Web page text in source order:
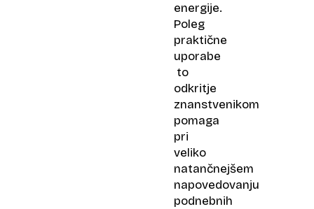
energije.
Poleg
praktične
uporabe
to
odkritje
znanstvenikom
pomaga
pri
veliko
natančnejšem
napovedovanju
podnebnih